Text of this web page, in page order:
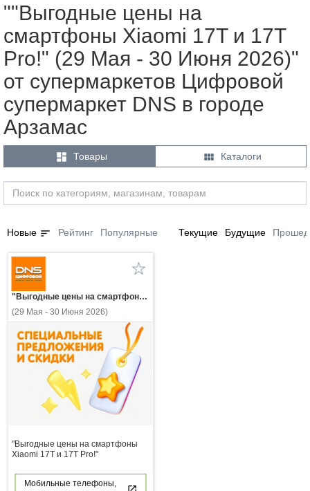
""Выгодные цены на
смартфоны Xiaomi 17T и 17T
Pro!" (29 Мая - 30 Июня 2026)"
от супермаркетов Цифровой
супермаркет DNS в городе
Арзамас
 Товары  Каталоги
Новые sort Рейтинг Популярные Текущие Будущие
"Выгодные цены на смартфоны Xiaomi 17T и 17T Pro!"
(29 Мая - 30 Июня 2026)
"Выгодные цены на смартфоны
Xiaomi 17T и 17T Pro!"
Мобильные телефоны,